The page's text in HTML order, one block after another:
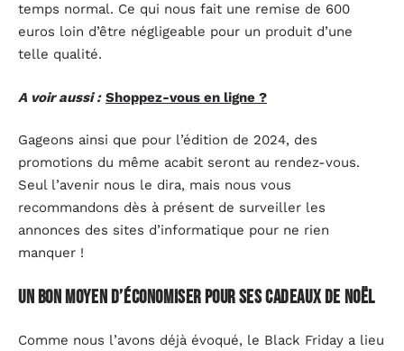
temps normal. Ce qui nous fait une remise de 600
euros loin d’être négligeable pour un produit d’une
telle qualité.
A voir aussi : Shoppez-vous en ligne ?
Gageons ainsi que pour l’édition de 2024, des
promotions du même acabit seront au rendez-vous.
Seul l’avenir nous le dira, mais nous vous
recommandons dès à présent de surveiller les
annonces des sites d’informatique pour ne rien
manquer !
Un bon moyen d’économiser pour ses cadeaux de Noël
Comme nous l’avons déjà évoqué, le Black Friday a lieu